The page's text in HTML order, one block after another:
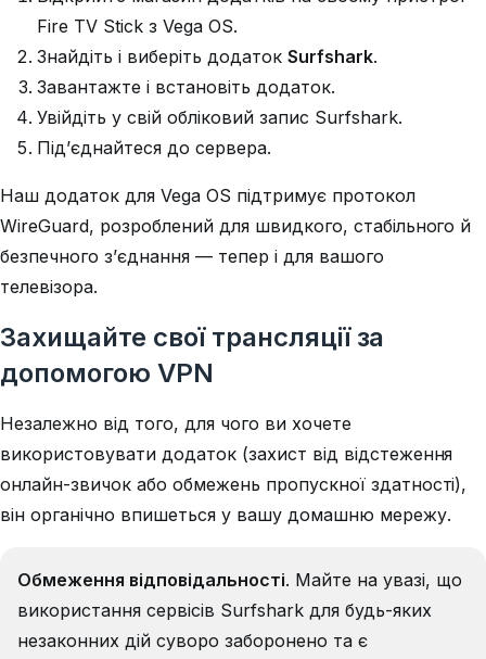
Fire TV Stick з Vega OS.
Знайдіть і виберіть додаток Surfshark.
Завантажте і встановіть додаток.
Увійдіть у свій обліковий запис Surfshark.
Під’єднайтеся до сервера.
Наш додаток для Vega OS підтримує протокол
WireGuard, розроблений для швидкого, стабільного й
безпечного з’єднання — тепер і для вашого
телевізора.
Захищайте свої трансляції за
допомогою VPN
Незалежно від того, для чого ви хочете
використовувати додаток (захист від відстеження
онлайн-звичок або обмежень пропускної здатності),
він органічно впишеться у вашу домашню мережу.
Обмеження відповідальності. Майте на увазі, що
використання сервісів Surfshark для будь-яких
незаконних дій суворо заборонено та є